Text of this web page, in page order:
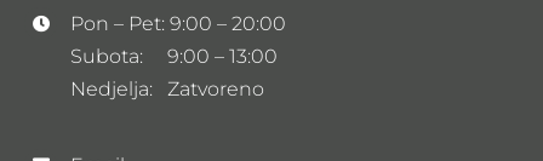
Pon – Pet: 9:00 – 20:00
Subota: 9:00 – 13:00
Nedjelja: Zatvoreno